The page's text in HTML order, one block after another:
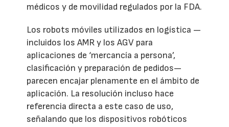
médicos y de movilidad regulados por la FDA.
Los robots móviles utilizados en logística —
incluidos los AMR y los AGV para
aplicaciones de ‘mercancía a persona’,
clasificación y preparación de pedidos—
parecen encajar plenamente en el ámbito de
aplicación. La resolución incluso hace
referencia directa a este caso de uso,
señalando que los dispositivos robóticos